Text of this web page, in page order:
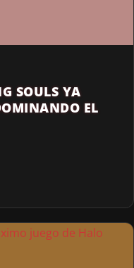
SOULS YA
EL